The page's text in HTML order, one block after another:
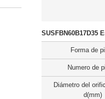
SUSFBN60B17D35
Forma de
Numero de
Diámetro del
d(mm)